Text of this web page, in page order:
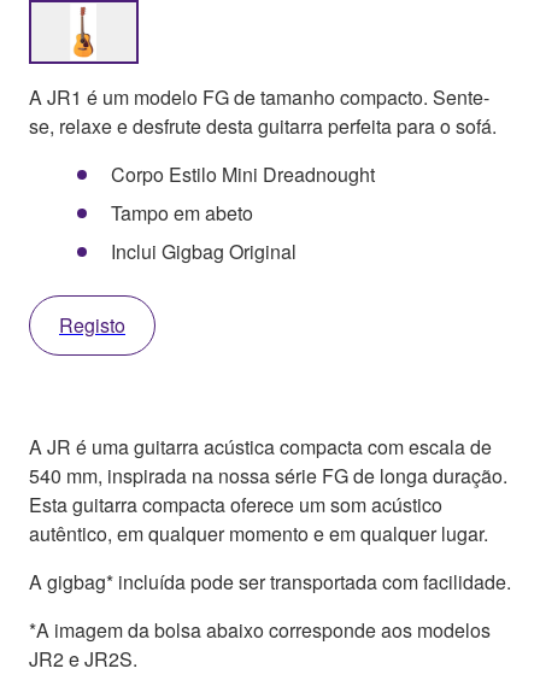
A JR1 é um modelo FG de tamanho compacto. Sente-
se, relaxe e desfrute desta guitarra perfeita para o sofá.
Corpo Estilo Mini Dreadnought
Tampo em abeto
Inclui Gigbag Original
Registo
A JR é uma guitarra acústica compacta com escala de
540 mm, inspirada na nossa série FG de longa duração.
Esta guitarra compacta oferece um som acústico
autêntico, em qualquer momento e em qualquer lugar.
A gigbag* incluída pode ser transportada com facilidade.
*A imagem da bolsa abaixo corresponde aos modelos
JR2 e JR2S.